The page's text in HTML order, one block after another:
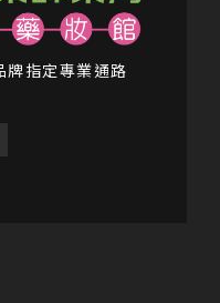
牌指定專業通路